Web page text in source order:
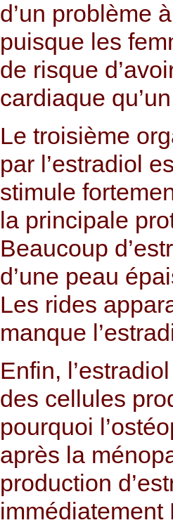
d’un problème
puisque les
de risque
cardiaque
Le troisième
par l’estradiol
stimule
la principale
Beaucoup
d’une peau
Les rides
manque
Enfin,
des cellules
pourquoi
après la
production
immédiatement